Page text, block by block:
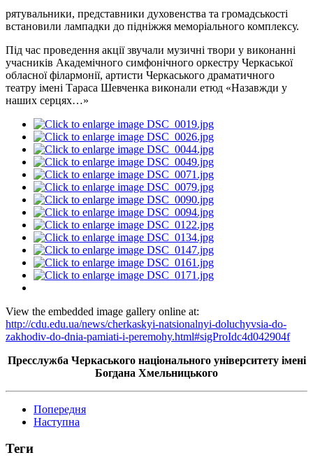
рятувальники, представники духовенства та громадськості
встановили лампадки до підніжжя меморіального комплексу.
Під час проведення акції звучали музичні твори у виконанні
учасників Академічного симфонічного оркестру Черкаської
обласної філармонії, артисти Черкаського драматичного
театру імені Тараса Шевченка виконали етюд «Назавжди у
наших серцях…»
View the embedded image gallery online at:
http://cdu.edu.ua/news/cherkaskyi-natsionalnyi-doluchyvsia-do-
zakhodiv-do-dnia-pamiati-i-peremohy.html#sigProIdc4d042904f
Пресслужба Черкаського національного університету імені
Богдана Хмельницького
Попередня
Наступна
Теги